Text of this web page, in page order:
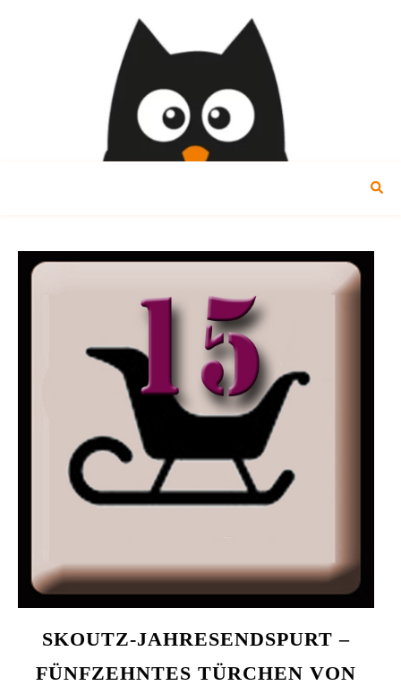
SKOUTZ-JAHRESENDSPURT –
FÜNFZEHNTES TÜRCHEN VON